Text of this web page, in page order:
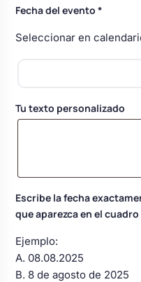
Fecha del evento *
Seleccionar en
Tu texto personalizado
Escribe la fecha
que aparezca en el cuadro
Ejemplo:
A. 08.08.2025
B. 8 de agosto de 2025